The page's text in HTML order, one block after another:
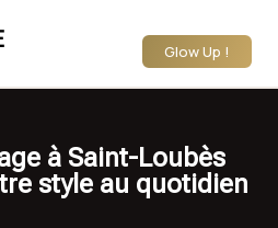
Glow Up !
à Saint-Loubès
style au quotidien